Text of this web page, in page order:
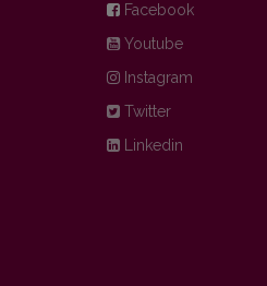
Facebook
Youtube
Instagram
Twitter
Linkedin